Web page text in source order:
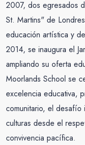
2007, dos egresados
St. Martins" de
educación artística y
2014, se inaugura el
ampliando su oferta
Moorlands School se
excelencia educativa,
comunitario, el desafío
culturas desde el
convivencia pacífica.